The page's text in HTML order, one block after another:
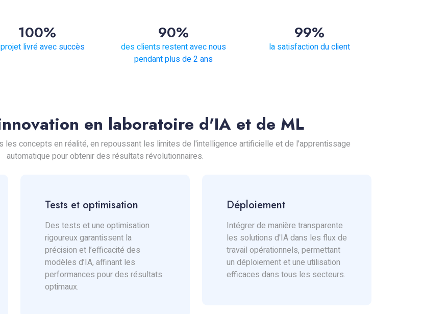
100%
livré avec succès
90%
des clients restent avec nous
pendant plus de 2 ans
99%
la satisfaction du client
en laboratoire d'IA et de ML
les concepts en réalité, en repoussant les limites de l'intelligence artificielle et de l'apprentissage
automatique pour obtenir des résultats révolutionnaires.
Tests et optimisation
Des tests et une optimisation
rigoureux garantissent la
précision et l’efficacité des
modèles d’IA, affinant les
performances pour des résultats
optimaux.
Déploiement
Intégrer de manière transparente
les solutions d'IA dans les flux de
travail opérationnels, permettant
un déploiement et une utilisation
efficaces dans tous les secteurs.